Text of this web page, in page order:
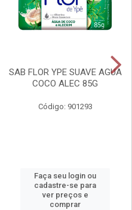
SAB FLOR YPE SUAVE AGUA
COCO ALEC 85G
Código: 901293
Faça seu login ou
cadastre-se para
ver preços e
comprar